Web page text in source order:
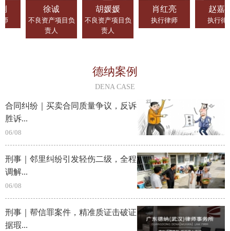
师
徐诚
不良资产项目负
责人
胡媛媛
不良资产项目负
责人
肖红亮
执行律师
赵嘉
执行律
德纳案例
DENA CASE
合同纠纷｜买卖合同质量争议，反诉
胜诉...
06/08
刑事｜邻里纠纷引发轻伤二级，全程
调解...
06/08
刑事｜帮信罪案件，精准质证击破证
据瑕...